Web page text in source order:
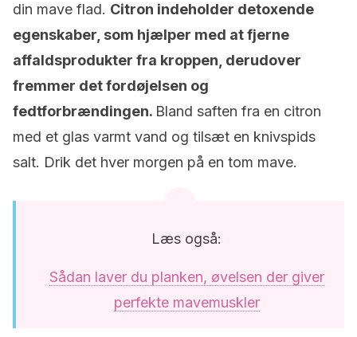
din mave flad. Citron indeholder detoxende
egenskaber, som hjælper med at fjerne
affaldsprodukter fra kroppen, derudover
fremmer det fordøjelsen og
fedtforbrændingen. Bland saften fra en citron
med et glas varmt vand og tilsæt en knivspids
salt. Drik det hver morgen på en tom mave.
Læs også:
Sådan laver du planken, øvelsen der giver
perfekte mavemuskler